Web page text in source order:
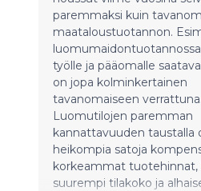
paremmaksi kuin
maataloustuotannon.
työlle ja pääomalle
on jopa kolminkertainen
tavanomaiseen verrattuna.
Luomutilojen paremman
kannattavuuden taustalla
heikompia satoja
korkeammat
suurempi tilakoko ja